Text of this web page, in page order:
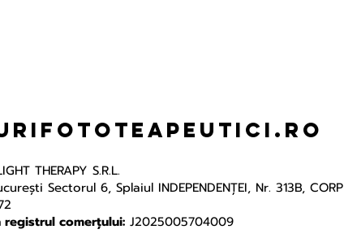
THERAPY S.R.L.
Sectorul 6, Splaiul INDEPENDENŢEI, Nr. 313B, CORP
registrul comerțului: J2025005704009